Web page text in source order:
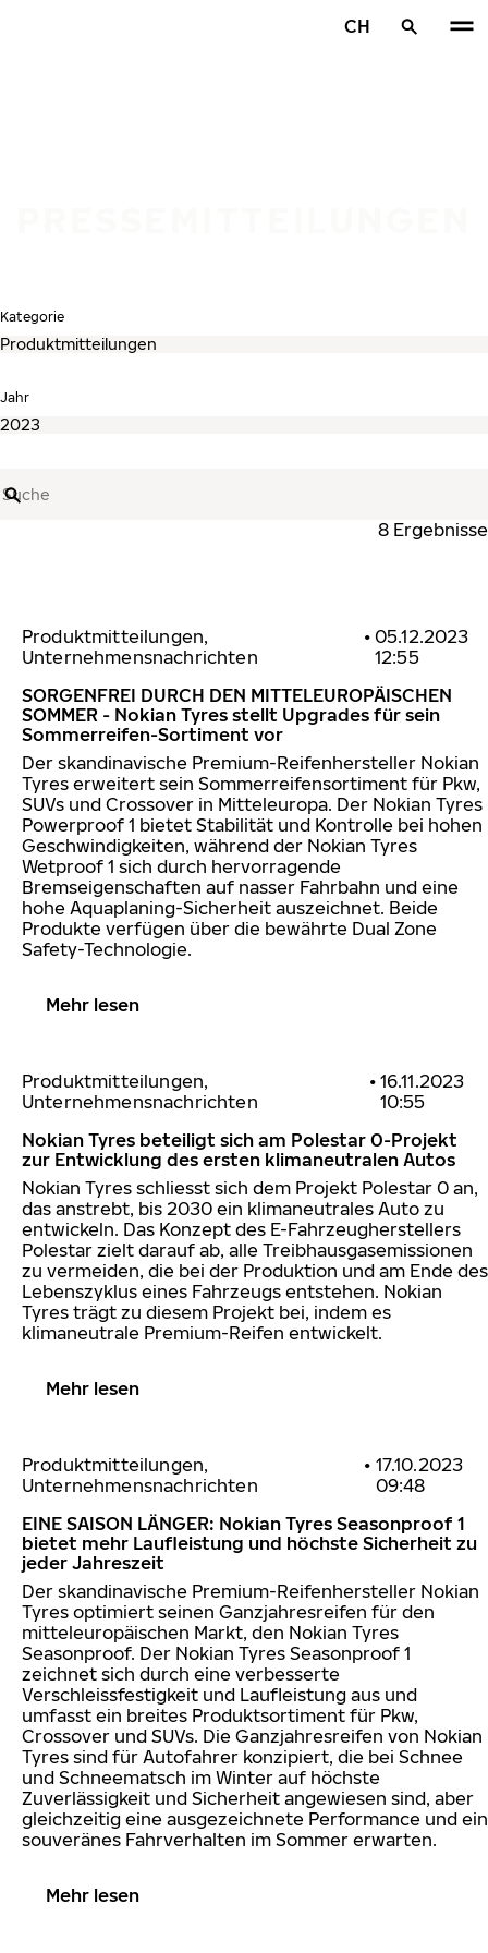
CH
Kategorie
Jahr
8 Ergebnisse
Produktmitteilungen,
Unternehmensnachrichten
• 05.12.2023
12:55
SORGENFREI DURCH DEN MITTELEUROPÄISCHEN
SOMMER - Nokian Tyres stellt Upgrades für sein
Sommerreifen-Sortiment vor
Der skandinavische Premium-Reifenhersteller Nokian
Tyres erweitert sein Sommerreifensortiment für Pkw,
SUVs und Crossover in Mitteleuropa. Der Nokian Tyres
Powerproof 1 bietet Stabilität und Kontrolle bei hohen
Geschwindigkeiten, während der Nokian Tyres
Wetproof 1 sich durch hervorragende
Bremseigenschaften auf nasser Fahrbahn und eine
hohe Aquaplaning-Sicherheit auszeichnet. Beide
Produkte verfügen über die bewährte Dual Zone
Safety-Technologie.
Mehr lesen
Produktmitteilungen,
Unternehmensnachrichten
• 16.11.2023
10:55
Nokian Tyres beteiligt sich am Polestar 0-Projekt
zur Entwicklung des ersten klimaneutralen Autos
Nokian Tyres schliesst sich dem Projekt Polestar 0 an,
das anstrebt, bis 2030 ein klimaneutrales Auto zu
entwickeln. Das Konzept des E-Fahrzeugherstellers
Polestar zielt darauf ab, alle Treibhausgasemissionen
zu vermeiden, die bei der Produktion und am Ende des
Lebenszyklus eines Fahrzeugs entstehen. Nokian
Tyres trägt zu diesem Projekt bei, indem es
klimaneutrale Premium-Reifen entwickelt.
Mehr lesen
Produktmitteilungen,
Unternehmensnachrichten
• 17.10.2023
09:48
EINE SAISON LÄNGER: Nokian Tyres Seasonproof 1
bietet mehr Laufleistung und höchste Sicherheit zu
jeder Jahreszeit
Der skandinavische Premium-Reifenhersteller Nokian
Tyres optimiert seinen Ganzjahresreifen für den
mitteleuropäischen Markt, den Nokian Tyres
Seasonproof. Der Nokian Tyres Seasonproof 1
zeichnet sich durch eine verbesserte
Verschleissfestigkeit und Laufleistung aus und
umfasst ein breites Produktsortiment für Pkw,
Crossover und SUVs. Die Ganzjahresreifen von Nokian
Tyres sind für Autofahrer konzipiert, die bei Schnee
und Schneematsch im Winter auf höchste
Zuverlässigkeit und Sicherheit angewiesen sind, aber
gleichzeitig eine ausgezeichnete Performance und ein
souveränes Fahrverhalten im Sommer erwarten.
Mehr lesen